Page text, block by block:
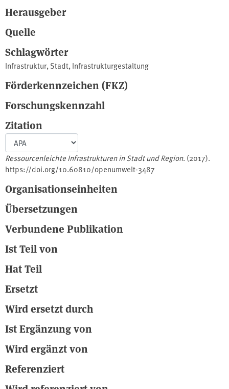
Herausgeber
Quelle
Schlagwörter
Infrastruktur,Stadt,Infrastrukturgestaltung
Förderkennzeichen (FKZ)
Forschungskennzahl
Zitation
Ressourcenleichte Infrastrukturen in Stadt und Region. (2017).
https://doi.org/10.60810/openumwelt-3487
Organisationseinheiten
Übersetzungen
Verbundene Publikation
Ist Teil von
Hat Teil
Ersetzt
Wird ersetzt durch
Ist Ergänzung von
Wird ergänzt von
Referenziert